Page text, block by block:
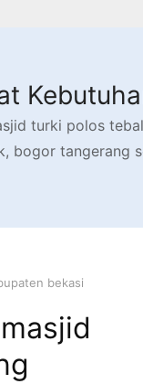
turki polos
bogor tangerang
bekasi